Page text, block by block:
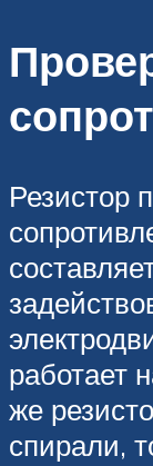
Резистор
работает
же
спирали,